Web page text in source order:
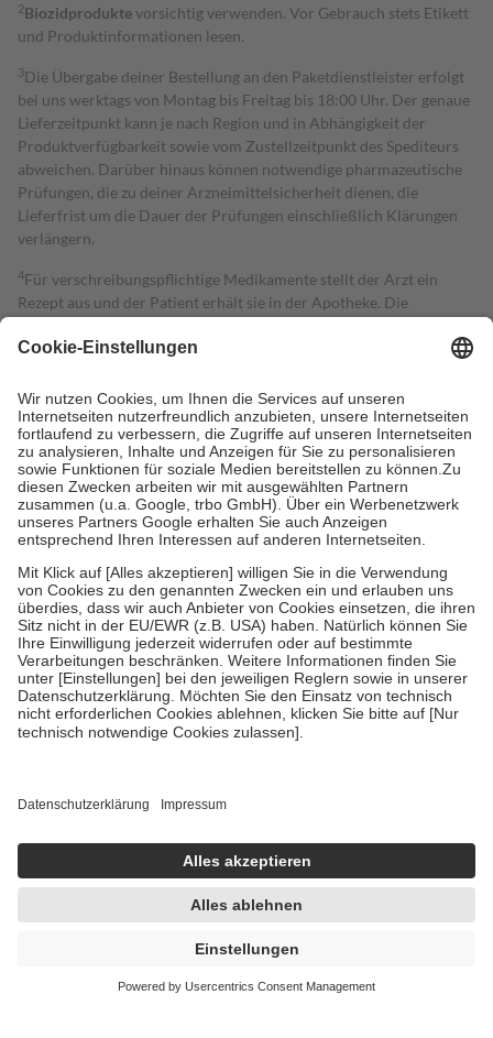
2Biozidproduktevorsichtig verwenden. Vor Gebrauch stets Etikett
und Produktinformationen lesen.
3Die Übergabe deiner Bestellung an den Paketdienstleister erfolgt
bei uns werktags von Montag bis Freitag bis 18:00 Uhr. Der genaue
Lieferzeitpunkt kann je nach Region und in Abhängigkeit der
Produktverfügbarkeit sowie vom Zustellzeitpunkt des Spediteurs
abweichen. Darüber hinaus können notwendige pharmazeutische
Prüfungen, die zu deiner Arzneimittelsicherheit dienen, die
Lieferfrist um die Dauer der Prüfungen einschließlich Klärungen
verlängern.
4Für verschreibungspflichtige Medikamente stellt der Arzt ein
Rezept aus und der Patient erhält sie in der Apotheke. Die
Kosten dafür, der Versicherte trägt einen Teil davon als Zuzahlung
Grundsätzlich leisten Mitglieder Zuzahlungen in Höhe von zehn
Prozent des Abgabepreises,mindestensjedochfünf Euround
höchstens zehn Euro.Es sind jedoch nie mehr als die tatsächlichen
Kosten der Leistung zu entrichten.
Diese Regeln gelten grundsätzlich auch für Online-Apotheken.
Bei Heilmitteln und häuslicher Krankenpflege beträgt die
Zuzahlung zehn Prozent der Kosten sowie zehn Euro je
Um das Engagement der Versicherten für ihre eigene Gesundheit zu
stärken und die besondere Stellung der Familie zu unterstützen,
fallenkeine Zuzahlungen an bei:
• Kindern und Jugendlichen bis zum vollendeten 18. Lebensjahr
mit Ausnahme der Fahrkosten
• Untersuchungen zur Vorsorge und Früherkennung, die von der
GKV getragen werden
• empfohlenen Schutzimpfungen
Wir nutzen Trusted Shops als unabhängigen Dienstleister für die
getroffen, um sicherzustellen, dass es sich um echte Bewertungen
handelt. Mehr Informationen findest du hier:
https://help.etrusted.com/hc/de/articles/4419944605341